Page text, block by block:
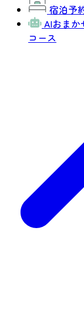
宿泊予
AIおまか
コース